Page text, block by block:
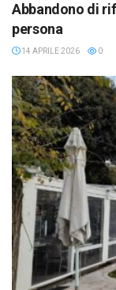
Abbandono di
persona
14 APRILE 2026 0